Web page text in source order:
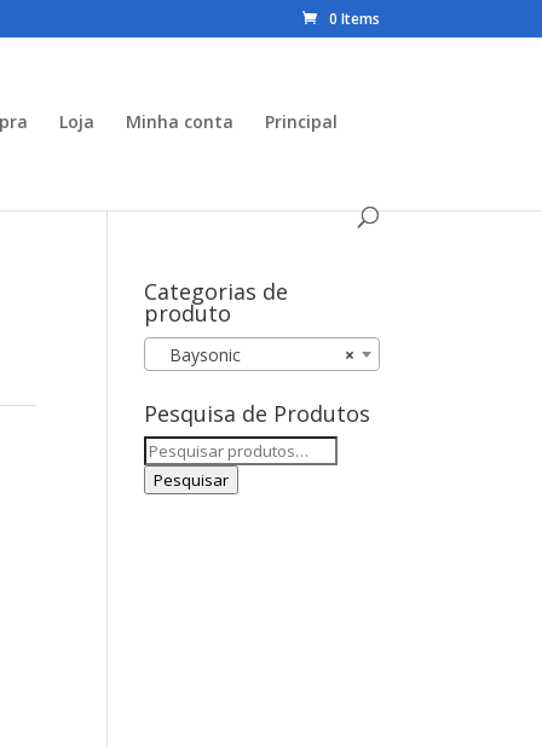
0 Items
Loja Minha conta Principal
Categorias de
produto
×
Baysonic
Pesquisa de Produtos
Pesquisar
por:
Pesquisar